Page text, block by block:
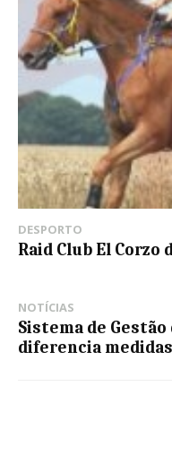
DESPORTO
Raid Club El Corzo
NOTÍCIAS
Sistema de Gestão
diferencia